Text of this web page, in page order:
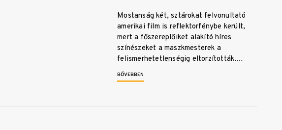
Mostanság két, sztárokat felvonultató
amerikai film is reflektorfénybe került,
mert a főszereplőiket alakító híres
színészeket a maszkmesterek a
felismerhetetlenségig eltorzították.…
BŐVEBBEN